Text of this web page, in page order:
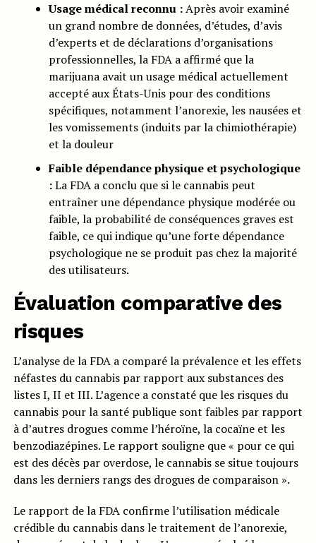
Usage médical reconnu :Après avoir examiné
un grand nombre de données, d’études, d’avis
d’experts et de déclarations d’organisations
professionnelles, la FDA a affirmé que la
marijuana avait un usage médical actuellement
accepté aux États-Unis pour des conditions
spécifiques, notamment l’anorexie, les nausées et
les vomissements (induits par la chimiothérapie)
et la douleur
Faible dépendance physique et psychologique
:La FDA a conclu que si le cannabis peut
entraîner une dépendance physique modérée ou
faible, la probabilité de conséquences graves est
faible, ce qui indique qu’une forte dépendance
psychologique ne se produit pas chez la majorité
des utilisateurs.
Évaluation comparative des
risques
L’analyse de la FDA a comparé la prévalence et les effets
néfastes du cannabis par rapport aux substances des
listes I, II et III. L’agence a constaté que les risques du
cannabis pour la santé publique sont faibles par rapport
à d’autres drogues comme l’héroïne, la cocaïne et les
benzodiazépines. Le rapport souligne que « pour ce qui
est des décès par overdose, le cannabis se situe toujours
dans les derniers rangs des drogues de comparaison ».
Le rapport de la FDA confirme l’utilisation médicale
crédible du cannabis dans le traitement de l’anorexie,